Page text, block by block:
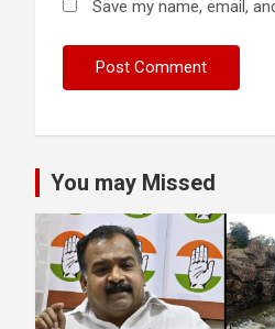
Save my name, email,
You may Missed